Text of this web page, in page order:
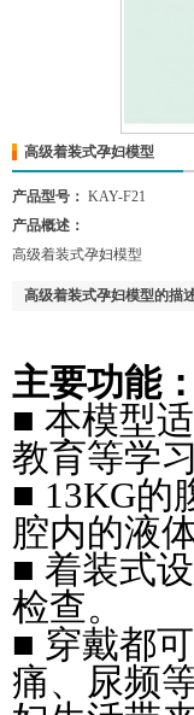
高级着装式孕妇模型
产品型号： KAY-F21
产品概述：
高级着装式孕妇模型
高级着装式孕妇模型的描
主要功能：
■ 本模型
教育等学习
■ 13KG的
腔内的液
■ 着装式
检查。
■ 穿戴都
痛、尿频